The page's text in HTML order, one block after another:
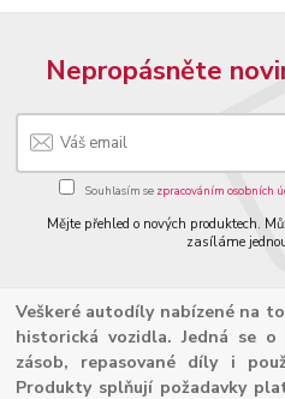
Nepropásněte
Souhlasím se zpracováním osobních
Mějte přehled o nových produktech.
zasíláme
Veškeré autodíly nabízené na
historická vozidla. Jedná se
zásob, repasované díly i
Produkty splňují požadavky